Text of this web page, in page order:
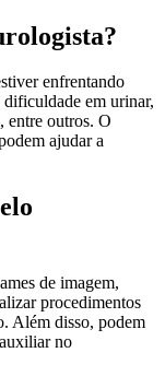
enfrentando
em urinar,
entre outros. O
ajudar a
de imagem,
procedimentos
Além disso, podem
no